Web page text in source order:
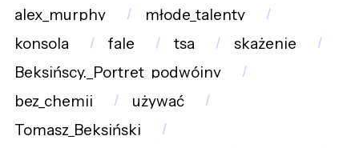
alex_murphy
młode_talenty
konsola
fale tsa
skażenie
Beksińscy._Portret_podwójny
bez_chemii
używać
Tomasz_Beksiński